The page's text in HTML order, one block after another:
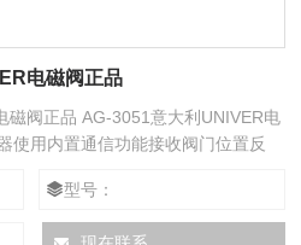
电磁阀正品
磁阀正品 AG-3051意大利UNIVER电
使用内置通信功能接收阀门位置反
线圈更有效地散热。得益于远程控制
法访问的设备正在按预期工作。具有
型号：